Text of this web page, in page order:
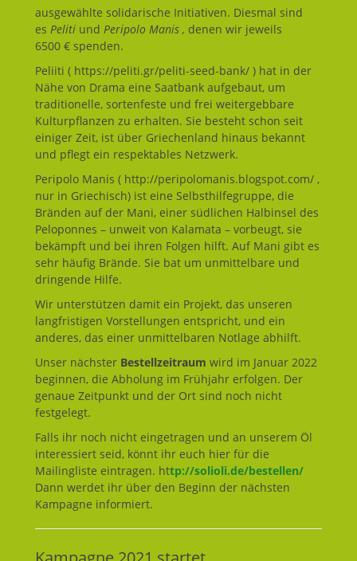
ausgewählte solidarische Initiativen. Diesmal sind
es Peliti und Peripolo Manis , denen wir jeweils
6500 € spenden.
Peliiti ( https://peliti.gr/peliti-seed-bank/ ) hat in der
Nähe von Drama eine Saatbank aufgebaut, um
traditionelle, sortenfeste und frei weitergebbare
Kulturpflanzen zu erhalten. Sie besteht schon seit
einiger Zeit, ist über Griechenland hinaus bekannt
und pflegt ein respektables Netzwerk.
Peripolo Manis ( http://peripolomanis.blogspot.com/ ,
nur in Griechisch) ist eine Selbsthilfegruppe, die
Bränden auf der Mani, einer südlichen Halbinsel des
Peloponnes – unweit von Kalamata – vorbeugt, sie
bekämpft und bei ihren Folgen hilft. Auf Mani gibt es
sehr häufig Brände. Sie bat um unmittelbare und
dringende Hilfe.
Wir unterstützen damit ein Projekt, das unseren
langfristigen Vorstellungen entspricht, und ein
anderes, das einer unmittelbaren Notlage abhilft.
Unser nächster Bestellzeitraum wird im Januar 2022
beginnen, die Abholung im Frühjahr erfolgen. Der
genaue Zeitpunkt und der Ort sind noch nicht
festgelegt.
Falls ihr noch nicht eingetragen und an unserem Öl
interessiert seid, könnt ihr euch hier für die
Mailingliste eintragen. http://solioli.de/bestellen/
Dann werdet ihr über den Beginn der nächsten
Kampagne informiert.